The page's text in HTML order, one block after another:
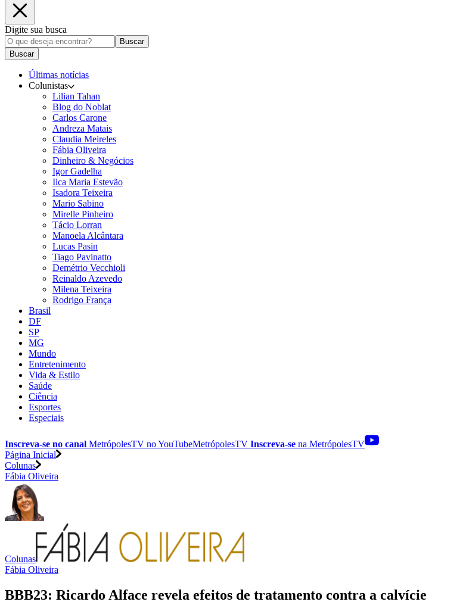
Digite sua busca
Buscar
Buscar
Últimas notícias
Colunistas
Lilian Tahan
Blog do Noblat
Carlos Carone
Andreza Matais
Claudia Meireles
Fábia Oliveira
Dinheiro & Negócios
Igor Gadelha
Ilca Maria Estevão
Isadora Teixeira
Mario Sabino
Mirelle Pinheiro
Tácio Lorran
Manoela Alcântara
Lucas Pasin
Tiago Pavinatto
Demétrio Vecchioli
Reinaldo Azevedo
Milena Teixeira
Rodrigo França
Brasil
DF
SP
MG
Mundo
Entretenimento
Vida & Estilo
Saúde
Ciência
Esportes
Especiais
Inscreva-se no canal MetrópolesTV noYouTubeMetrópolesTV Inscreva-se na MetrópolesTV
Página Inicial
Colunas
Fábia Oliveira
Colunas
Fábia Oliveira
BBB23: Ricardo Alface revela efeitos de tratamento contra a calvície